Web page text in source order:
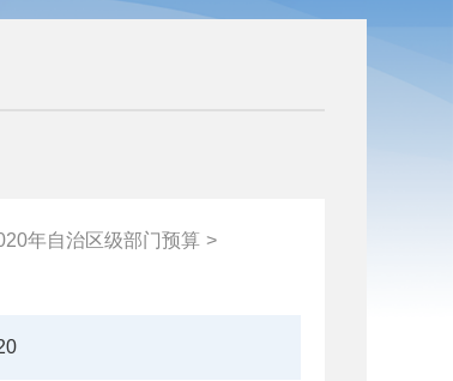
年自治区级部门预算 >